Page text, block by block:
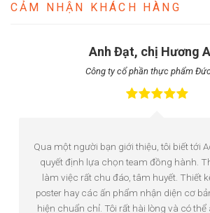
CẢM NHẬN KHÁCH HÀNG
Anh Đạt, chị Hương
Công ty cổ phần thực phẩm
Qua một người bạn giới thiệu, tôi biết tới
quyết định lựa chọn team đồng hành.
làm việc rất chu đáo, tâm huyết. Thiết
poster hay các ấn phẩm nhận diện cơ
hiện chuẩn chỉ. Tôi rất hài lòng và có